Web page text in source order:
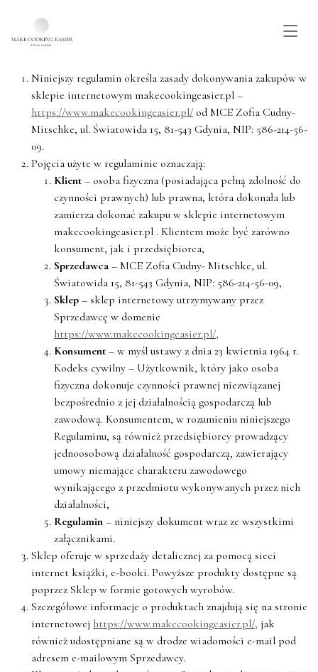
Skip to main content
Niniejszy regulamin określa zasady dokonywania zakupów w
sklepie internetowym makecookingeasier.pl –
https://www.makecookingeasier.pl/ od MCE Zofia Cudny-
Mitschke, ul. Światowida 15, 81-543 Gdynia, NIP: 586-214-56-
09.
Pojęcia użyte w regulaminie oznaczają:
Klient – osoba fizyczna (posiadająca pełną zdolność do
czynności prawnych) lub prawna, która dokonała lub
zamierza dokonać zakupu w sklepie internetowym
makecookingeasier.pl . Klientem może być zarówno
konsument, jak i przedsiębiorca,
Sprzedawca – MCE Zofia Cudny- Mitschke, ul.
Światowida 15, 81-543 Gdynia, NIP: 586-214-56-09,
Sklep – sklep internetowy utrzymywany przez
Sprzedawcę w domenie
https://www.makecookingeasier.pl/,
Konsument – w myśl ustawy z dnia 23 kwietnia 1964 r.
Kodeks cywilny – Użytkownik, który jako osoba
fizyczna dokonuje czynności prawnej niezwiązanej
bezpośrednio z jej działalnością gospodarczą lub
zawodową. Konsumentem, w rozumieniu niniejszego
Regulaminu, są również przedsiębiorcy prowadzący
jednoosobową działalność gospodarczą, zawierający
umowy niemające charakteru zawodowego
wynikającego z przedmiotu wykonywanych przez nich
działalności,
Regulamin – niniejszy dokument wraz ze wszystkimi
załącznikami.
Sklep oferuje w sprzedaży detalicznej za pomocą sieci
internet książki, e-booki. Powyższe produkty dostępne są
poprzez Sklep w formie gotowych wyrobów.
Szczegółowe informacje o produktach znajdują się na stronie
internetowej https://www.makecookingeasier.pl/, jak
również udostępniane są w drodze wiadomości e-mail pod
adresem e-mailowym Sprzedawcy.